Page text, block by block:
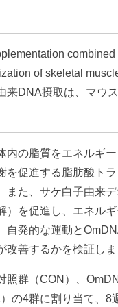
of skeletal
来DNA摂取は、マウ
内の脂質をエネルギ
を促進する脂肪酸ト
また、サケ白子由来
）を促進し、エネル
自発的な運動と
善するかを検証しま
照群（CON）、
の4群に割り当て、8